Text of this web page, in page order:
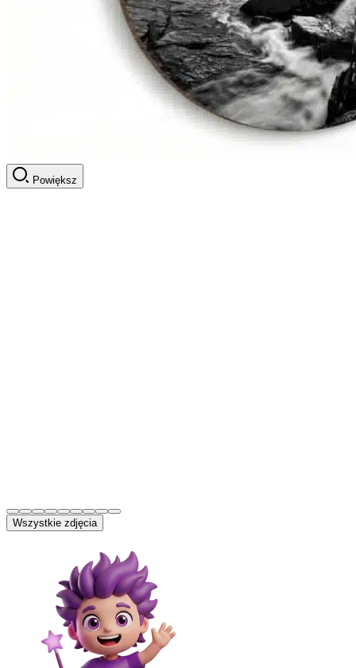
Powiększ
Wszystkie zdjęcia